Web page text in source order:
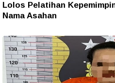
Lolos Pelatihan
Nama Asahan